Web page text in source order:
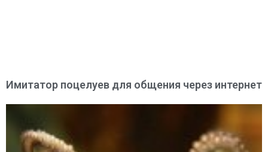
Имитатор поцелуев для общения через интернет